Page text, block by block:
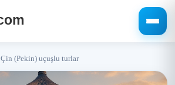
Çin (Pekin) uçuşlu turlar